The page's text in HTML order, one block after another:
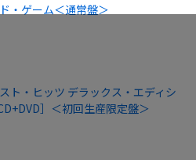
・ゲーム＜通常盤＞
ト・ヒッツ デラックス・エディシ
］＜初回生産限定盤＞